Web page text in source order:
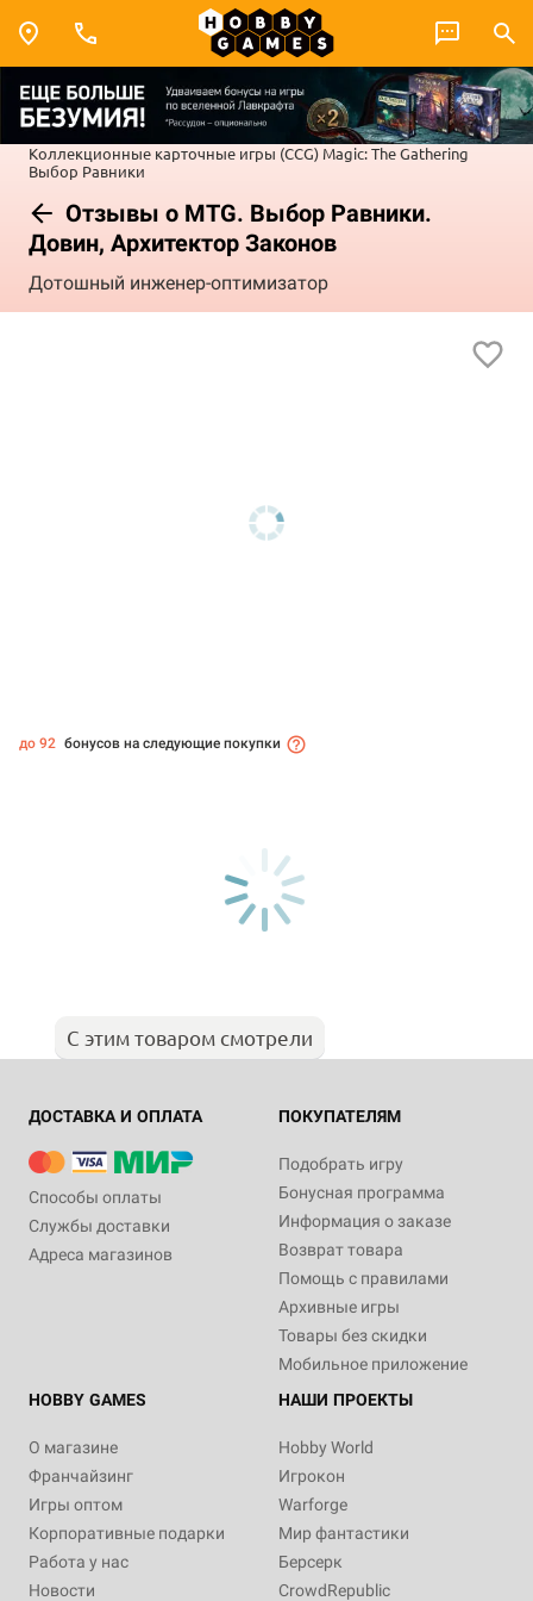
Коллекционные карточные игры (CCG) Magic: The Gathering
Выбор Равники
Отзывы о MTG. Выбор Равники.
Довин, Архитектор Законов
Дотошный инженер-оптимизатор
до 92 бонусов на следующие покупки
С этим товаром смотрели
ДОСТАВКА И ОПЛАТА
Способы оплаты
Службы доставки
Адреса магазинов
ПОКУПАТЕЛЯМ
Подобрать игру
Бонусная программа
Информация о заказе
Возврат товара
Помощь с правилами
Архивные игры
Товары без скидки
Мобильное приложение
HOBBY GAMES
О магазине
Франчайзинг
Игры оптом
Корпоративные подарки
Работа у нас
Новости
НАШИ ПРОЕКТЫ
Hobby World
Игрокон
Warforge
Мир фантастики
Берсерк
CrowdRepublic